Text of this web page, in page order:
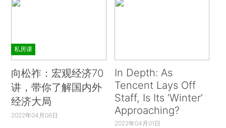
私房课
向松祚：宏观经济70
讲，带你了解国内外
经济大局
2022年04月06日
In Depth: As
Tencent Lays Off
Staff, Is Its ‘Winter’
Approaching?
2022年04月01日